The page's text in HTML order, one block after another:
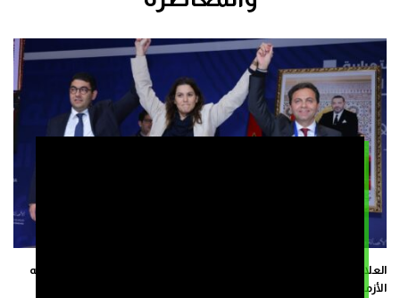
العلام: التوجه نحو قيادة جماعية لحزب “البام” ليس اختيارا بل هو خيارا فرضته
الأزمة